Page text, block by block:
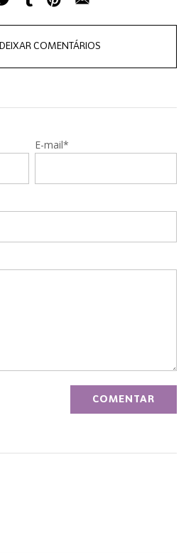
DEIXAR COMENTÁRIOS
E-mail*